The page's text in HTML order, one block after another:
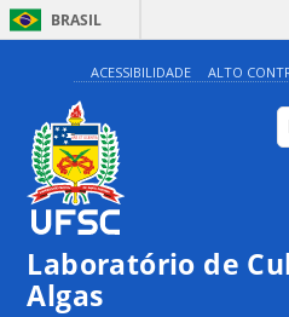
BRASIL
ACESSIBILIDADE ALTO
Laboratório de
Algas